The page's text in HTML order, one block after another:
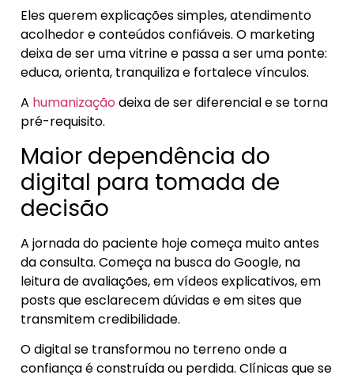
Eles querem explicações simples, atendimento
acolhedor e conteúdos confiáveis. O marketing
deixa de ser uma vitrine e passa a ser uma ponte:
educa, orienta, tranquiliza e fortalece vínculos.
A humanização deixa de ser diferencial e se torna
pré-requisito.
Maior dependência do
digital para tomada de
decisão
A jornada do paciente hoje começa muito antes
da consulta. Começa na busca do Google, na
leitura de avaliações, em vídeos explicativos, em
posts que esclarecem dúvidas e em sites que
transmitem credibilidade.
O digital se transformou no terreno onde a
confiança é construída ou perdida. Clínicas que se